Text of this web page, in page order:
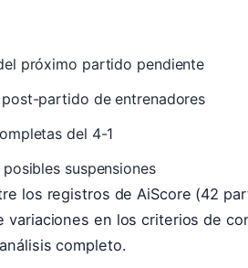
próximo partido pendiente
partido de entrenadores
del 4-1
suspensiones
los registros de AiScore (42
variaciones en los criterios de
completo.